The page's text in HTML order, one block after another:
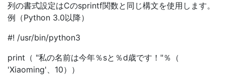
列の書式設定はCのsprintf関数と同じ構文を使用します。
例（Python 3.0以降）
#! /usr/bin/python3
print（ "私の名前は今年％sと％d歳です！"％（
'Xiaoming'、10））